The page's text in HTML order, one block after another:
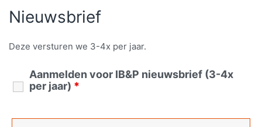
Nieuwsbrief
Deze versturen we 3-4x per jaar.
Aanmelden voor IB&P nieuwsbrief (3-4x
per jaar) *